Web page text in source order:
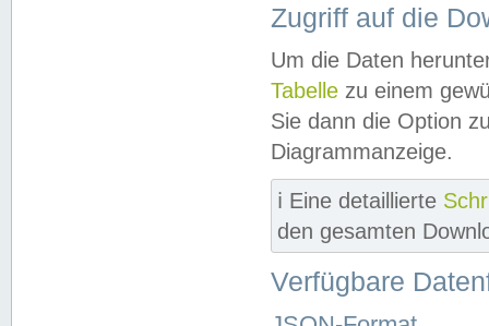
Zugriff auf die
Um die Daten
Tabelle zu einem
Sie dann die Option
Diagrammanzeige.
ℹ️ Eine detaillierte
den gesamten
Verfügbare